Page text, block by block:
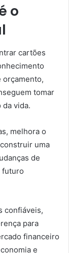
o
cartões
tomar
vida.
melhora o
uma
de
futuro
confiáveis,
para
financeiro
e